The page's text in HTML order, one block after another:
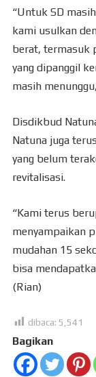
“Untuk SD
kami usulkan
berat, termasuk
yang dipanggil
masih
Disdikbud
Natuna juga
yang belum
revitalisasi.
“Kami terus
menyampaikan
mudahan 15
bisa
(Rian)
dibaca: 5,541
Bagikan